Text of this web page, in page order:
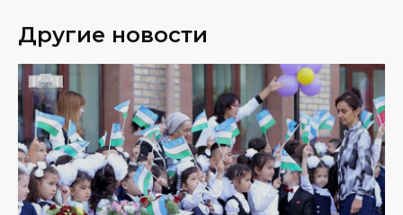
Другие новости